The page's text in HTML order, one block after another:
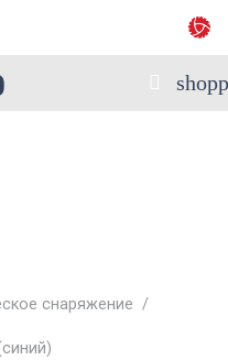
снаряжение /